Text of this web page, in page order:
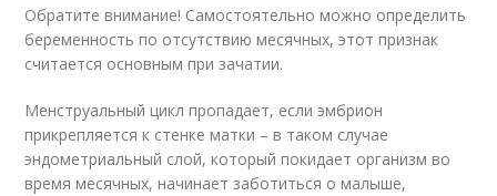
Обратите внимание! Самостоятельно можно определить
беременность по отсутствию месячных, этот признак
считается основным при зачатии.
Менструальный цикл пропадает, если эмбрион
прикрепляется к стенке матки – в таком случае
эндометриальный слой, который покидает организм во
время месячных, начинает заботиться о малыше,